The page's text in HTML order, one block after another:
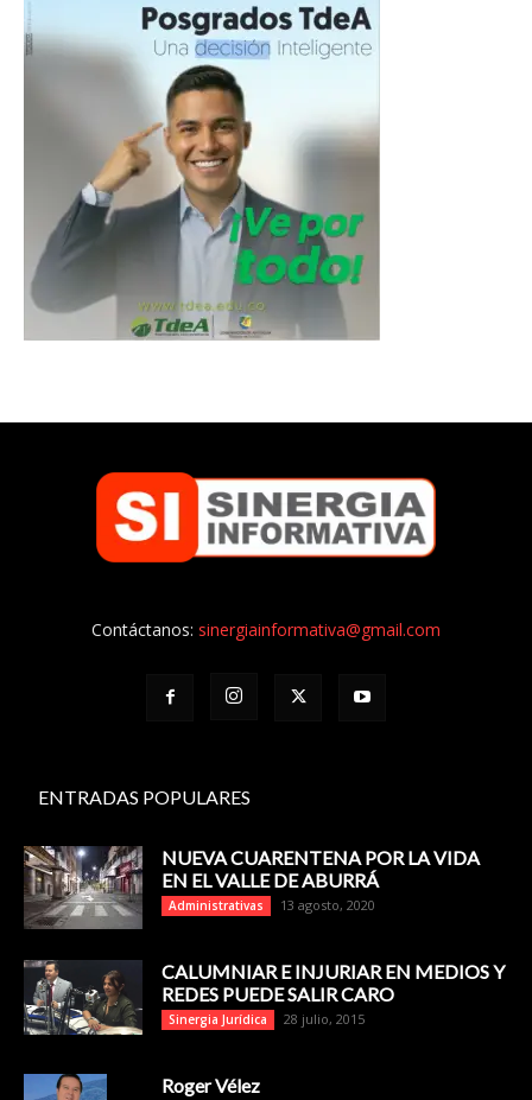
Contáctanos: sinergiainformativa@gmail.com
ENTRADAS POPULARES
NUEVA CUARENTENA POR LA VIDA
EN EL VALLE DE ABURRÁ
Administrativas 13 agosto, 2020
CALUMNIAR E INJURIAR EN MEDIOS Y
REDES PUEDE SALIR CARO
Sinergia Jurídica 28 julio, 2015
Roger Vélez